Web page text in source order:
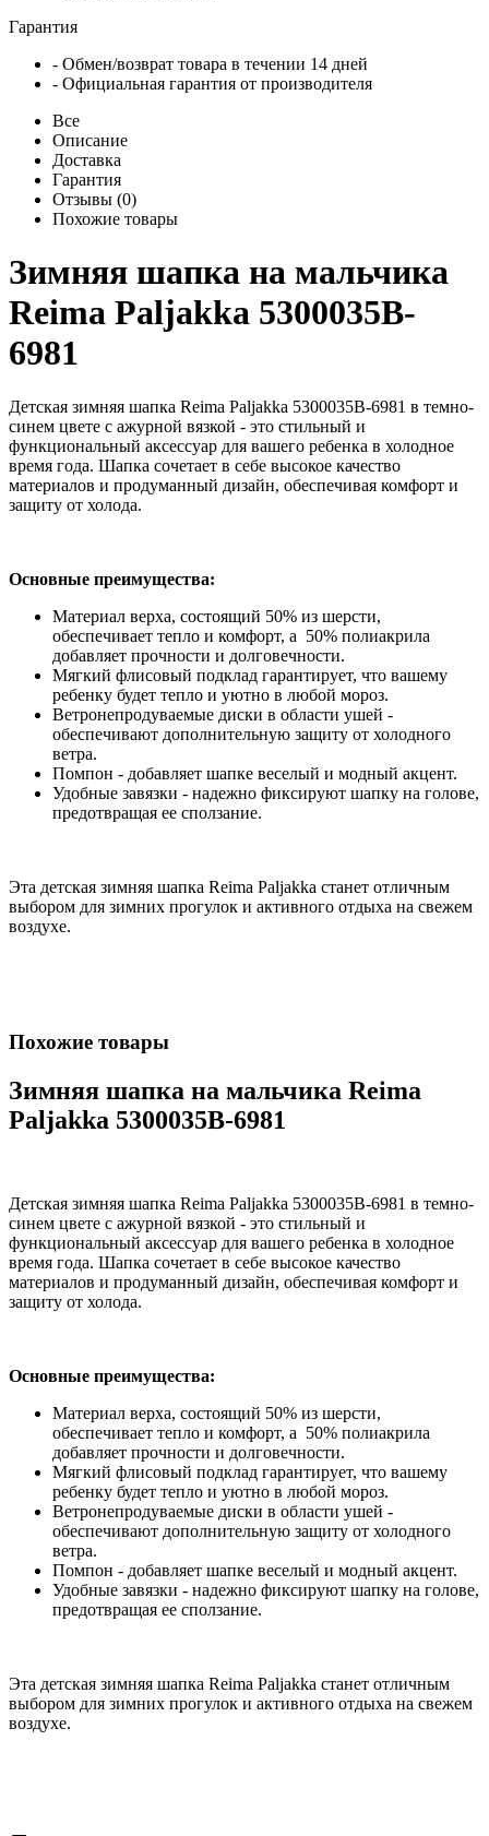
Гарантия
- Обмен/возврат товара в течении 14 дней
- Официальная гарантия от производителя
Все
Описание
Доставка
Гарантия
Отзывы (0)
Похожие товары
Зимняя шапка на мальчика
Reima Paljakka 5300035B-
6981
Детская зимняя шапка Reima Paljakka 5300035B-6981 в темно-
синем цвете с ажурной вязкой - это стильный и
функциональный аксессуар для вашего ребенка в холодное
время года. Шапка сочетает в себе высокое качество
материалов и продуманный дизайн, обеспечивая комфорт и
защиту от холода.
Основные преимущества:
Материал верха, состоящий 50% из шерсти,
обеспечивает тепло и комфорт, а 50% полиакрила
добавляет прочности и долговечности.
Мягкий флисовый подклад гарантирует, что вашему
ребенку будет тепло и уютно в любой мороз.
Ветронепродуваемые диски в области ушей -
обеспечивают дополнительную защиту от холодного
ветра.
Помпон - добавляет шапке веселый и модный акцент.
Удобные завязки - надежно фиксируют шапку на голове,
предотвращая ее сползание.
Эта детская зимняя шапка Reima Paljakka станет отличным
выбором для зимних прогулок и активного отдыха на свежем
воздухе.
Похожие товары
Зимняя шапка на мальчика Reima
Paljakka 5300035B-6981
Детская зимняя шапка Reima Paljakka 5300035B-6981 в темно-
синем цвете с ажурной вязкой - это стильный и
функциональный аксессуар для вашего ребенка в холодное
время года. Шапка сочетает в себе высокое качество
материалов и продуманный дизайн, обеспечивая комфорт и
защиту от холода.
Основные преимущества:
Материал верха, состоящий 50% из шерсти,
обеспечивает тепло и комфорт, а 50% полиакрила
добавляет прочности и долговечности.
Мягкий флисовый подклад гарантирует, что вашему
ребенку будет тепло и уютно в любой мороз.
Ветронепродуваемые диски в области ушей -
обеспечивают дополнительную защиту от холодного
ветра.
Помпон - добавляет шапке веселый и модный акцент.
Удобные завязки - надежно фиксируют шапку на голове,
предотвращая ее сползание.
Эта детская зимняя шапка Reima Paljakka станет отличным
выбором для зимних прогулок и активного отдыха на свежем
воздухе.